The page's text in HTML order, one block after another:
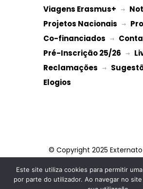
Viagens Erasmus+ →
Projetos Nacionais →
Co-financiados →
Pré-Inscrição 25/26 →
Reclamações →
Elogios
© Copyright 2025
Este site utiliza cookies para permitir
por parte do utilizador. Ao navegar no